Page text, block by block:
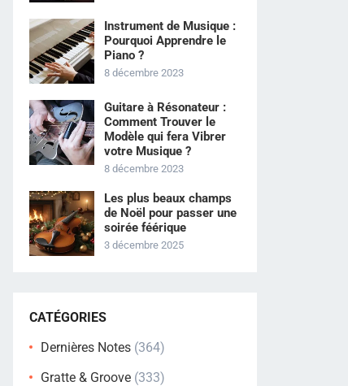
Instrument de Musique :
Pourquoi Apprendre le
Piano ?
8 décembre 2023
Guitare à Résonateur :
Comment Trouver le
Modèle qui fera Vibrer
votre Musique ?
8 décembre 2023
Les plus beaux champs
de Noël pour passer une
soirée féérique
3 décembre 2025
CATÉGORIES
Dernières Notes (364)
Gratte & Groove (333)